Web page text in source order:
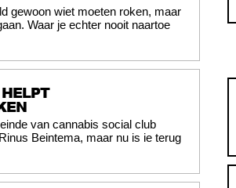
gewoon wiet moeten roken, maar
Waar je echter nooit naartoe
van cannabis social club
Beintema, maar nu is ie terug